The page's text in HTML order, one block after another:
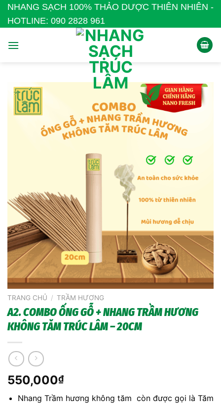
Bỏ
qua
nội
dung
NHANG SẠCH 100% THẢO DƯỢC THIÊN NHIÊN -
HOTLINE: 090 2828 961
TRANG CHỦ / TRẦM HƯƠNG
A2. COMBO ỐNG GỖ + NHANG TRẦM HƯƠNG
KHÔNG TĂM TRÚC LÂM – 20CM
550,000₫
Nhang Trầm hương không tăm còn được gọi là Tăm